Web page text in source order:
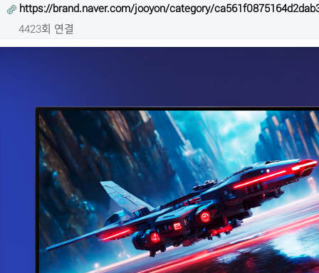
https://brand.naver.com/jooyon/category/
4423회 연결